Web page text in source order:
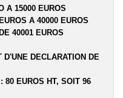
A 15000 EUROS
A 40000 EUROS
40001 EUROS
DECLARATION DE
80 EUROS HT, SOIT 96